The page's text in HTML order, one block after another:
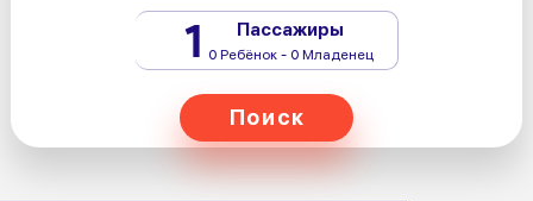
1 Пассажиры
0 Ребёнок - 0 Младенец
Поиск